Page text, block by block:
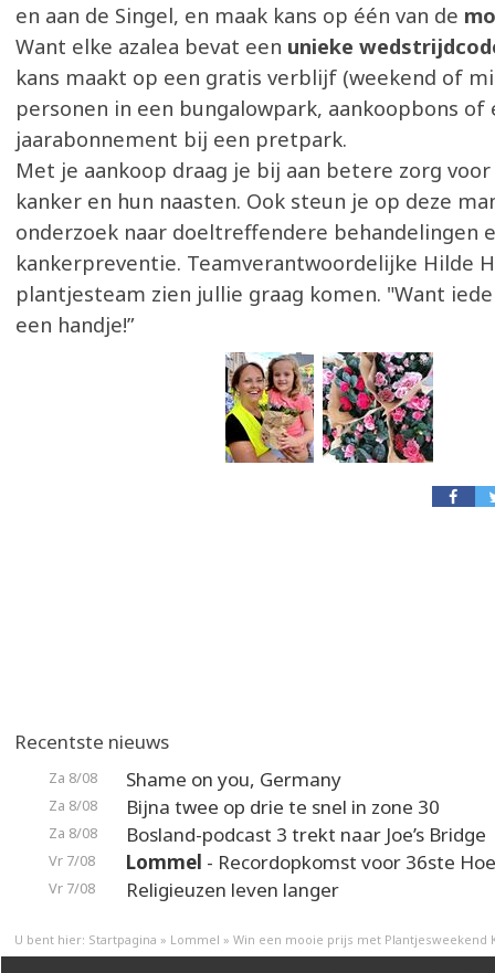
en aan de Singel, en maak kans op één van de
Want elke azalea bevat een unieke
kans maakt op een gratis verblijf (weekend of
personen in een bungalowpark, aankoopbons of
jaarabonnement bij een pretpark.
Met je aankoop draag je bij aan betere zorg
kanker en hun naasten. Ook steun je op deze
onderzoek naar doeltreffendere behandelingen
kankerpreventie. Teamverantwoordelijke Hilde
plantjesteam zien jullie graag komen. "Want
een handje!”
Recentste nieuws
Za 8/08 Shame on you, Germany
Za 8/08 Bijna twee op drie te snel in zone 30
Za 8/08 Bosland-podcast 3 trekt naar Joe’s Bridge
Vr 7/08 Lommel - Recordopkomst voor 36ste
Vr 7/08 Religieuzen leven langer
U bent hier: Startpagina » Lommel » Win een mooie prijs met Plantjesweekend